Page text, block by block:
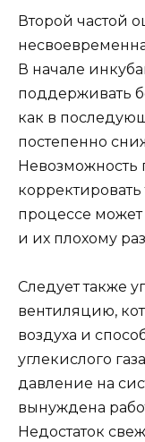
Второй частой
В начале
поддерживать
как в
постепенно
Невозможность
процессе может
и их плохому
Следует также
вентиляцию,
воздуха и
углекислого
давление на
вынуждена
Недостаток